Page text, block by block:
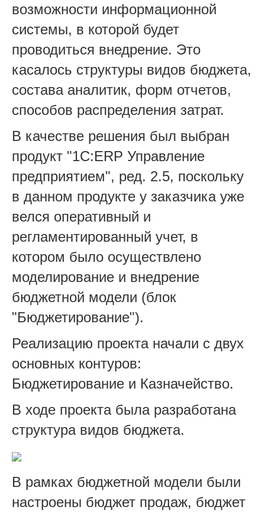
возможности информационной
системы, в которой будет
проводиться внедрение. Это
касалось структуры видов бюджета,
состава аналитик, форм отчетов,
способов распределения затрат.
В качестве решения был выбран
продукт "1С:ERP Управление
предприятием", ред. 2.5, поскольку
в данном продукте у заказчика уже
велся оперативный и
регламентированный учет, в
котором было осуществлено
моделирование и внедрение
бюджетной модели (блок
"Бюджетирование").
Реализацию проекта начали с двух
основных контуров:
Бюджетирование и Казначейство.
В ходе проекта была разработана
структура видов бюджета.
В рамках бюджетной модели были
настроены бюджет продаж, бюджет